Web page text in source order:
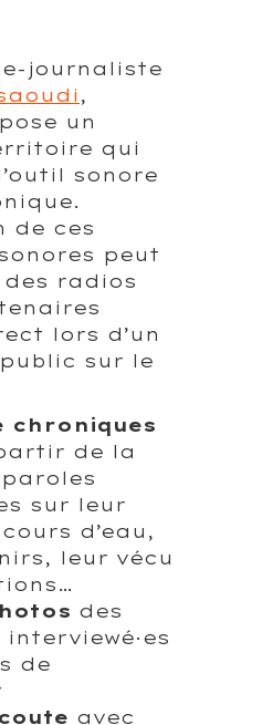
journaliste
,
un
qui
sonore
de ces
peut
radios
lors d’un
sur le
chroniques
de la
sur leur
d’eau,
leur vécu
des
de
avec